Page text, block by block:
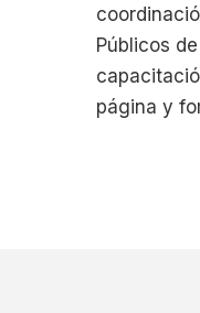
Públicos
página y